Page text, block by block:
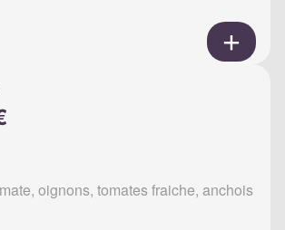
oignons, tomates fraiche, anchois